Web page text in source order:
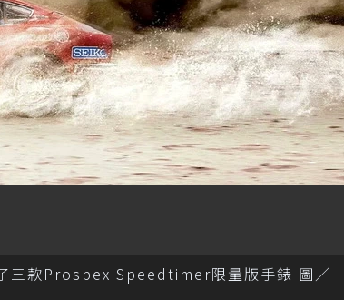
三款Prospex Speedtimer限量版手錶 圖／